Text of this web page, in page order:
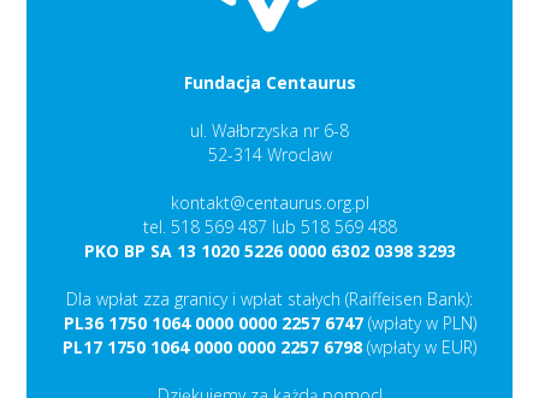
Fundacja Centaurus
ul. Wałbrzyska nr 6-8
52-314 Wroclaw
kontakt@centaurus.org.pl
tel. 518 569 487 lub 518 569 488
PKO BP SA 13 1020 5226 0000 6302 0398 3293
Dla wpłat zza granicy i wpłat stałych (Raiffeisen Bank):
PL36 1750 1064 0000 0000 2257 6747(wpłaty w PLN)
PL17 1750 1064 0000 0000 2257 6798 (wpłaty w EUR)